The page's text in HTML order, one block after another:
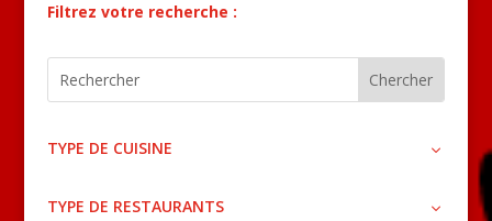
Filtrez votre recherche :
TYPE DE CUISINE
TYPE DE RESTAURANTS